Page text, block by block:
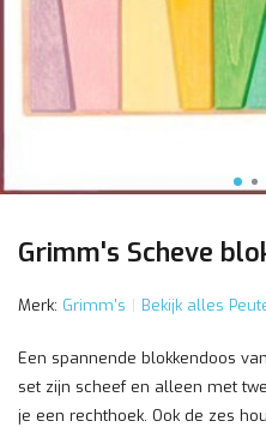
Grimm's Scheve
Merk: Grimm's Bekijk alles
Een spannende blokkendoos
set zijn scheef en alleen met
je een rechthoek. Ook de zes